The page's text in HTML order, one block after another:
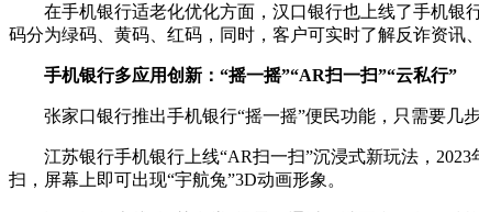
在手机银行适老化优化方面，汉口银行也上线了手机银
码分为绿码、黄码、红码，同时，客户可实时了解反诈资讯
手机银行多应用创新：“摇一摇”“AR扫一扫”“云私行”
张家口银行推出手机银行“摇一摇”便民功能，只需要几
江苏银行手机银行上线“AR扫一扫”沉浸式新玩法，
扫，屏幕上即可出现“宇航兔”3D动画形象。